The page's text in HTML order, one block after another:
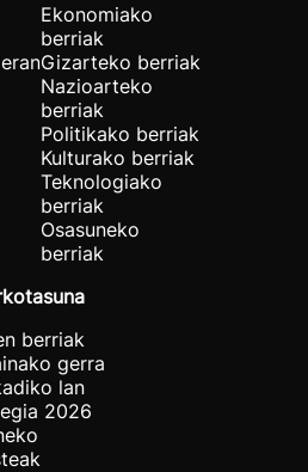
Ekonomiako
berriak
Gizarteko berriak
Nazioarteko
berriak
Politikako berriak
Kulturako berriak
Teknologiako
berriak
Osasuneko
berriak
berriak
gerra
lan
2026